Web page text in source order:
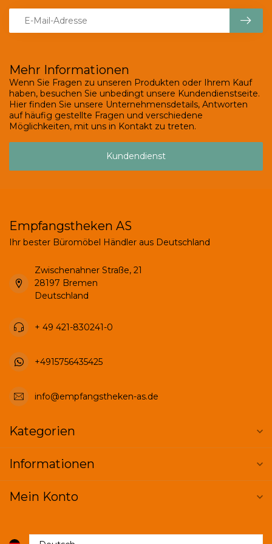
Mehr Informationen
Wenn Sie Fragen zu unseren Produkten oder Ihrem Kauf
haben, besuchen Sie unbedingt unsere Kundendienstseite.
Hier finden Sie unsere Unternehmensdetails, Antworten
auf häufig gestellte Fragen und verschiedene
Möglichkeiten, mit uns in Kontakt zu treten.
Kundendienst
Empfangstheken AS
Ihr bester Büromöbel Händler aus Deutschland
Zwischenahner Straße, 21
28197 Bremen
Deutschland
+ 49 421-830241-0
+4915756435425
info@empfangstheken-as.de
Kategorien
Informationen
Mein Konto